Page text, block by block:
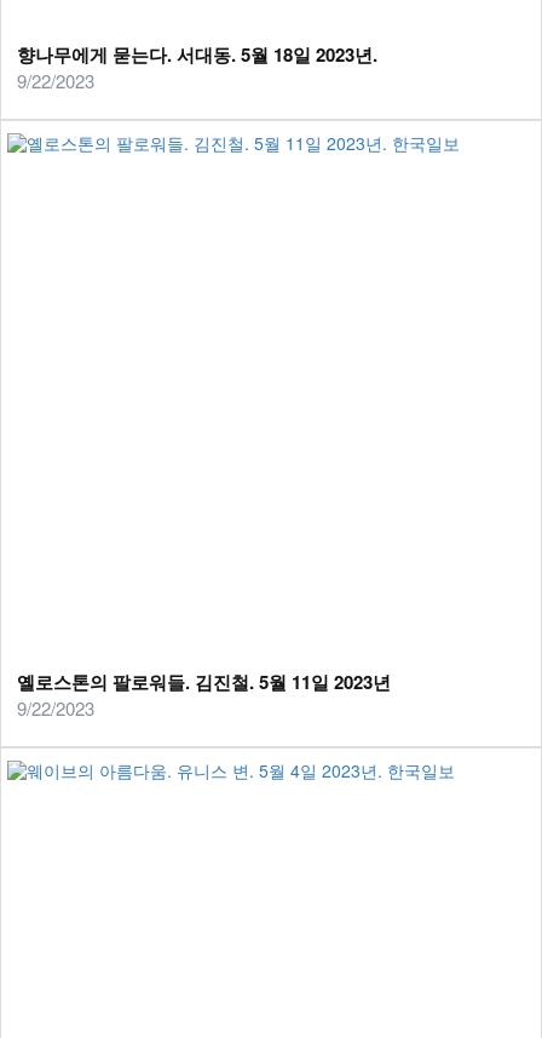
향나무에게 묻는다. 서대동. 5월 18일 2023년.
9/22/2023
옐로스톤의 팔로워들. 김진철. 5월 11일 2023년
9/22/2023